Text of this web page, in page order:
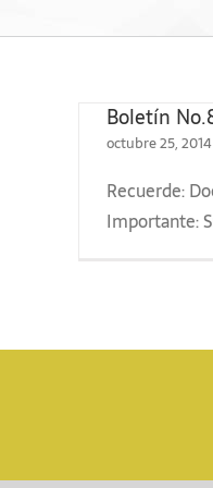
Boletín
octubre 25, 2014
Recuerde:
Importante: